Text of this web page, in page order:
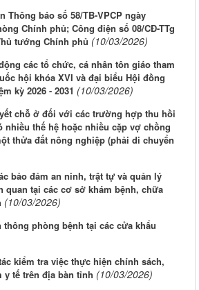
Thông báo số 58/TB-VPCP ngày
Chính phủ; Công điện số 08/CĐ-TTg
tướng Chính phủ (10/03/2026)
các tổ chức, cá nhân tôn giáo tham
hội khóa XVI và đại biểu Hội đồng
kỳ 2026 - 2031 (10/03/2026)
chỗ ở đối với các trường hợp thu hồi
nhiều thế hệ hoặc nhiều cặp vợ chồng
thửa đất nông nghiệp (phải di chuyển
bảo đảm an ninh, trật tự và quản lý
quan tại các cơ sở khám bệnh, chữa
(10/03/2026)
phòng bệnh tại các cửa khẩu
kiểm tra việc thực hiện chính sách,
y tế trên địa bàn tỉnh (10/03/2026)